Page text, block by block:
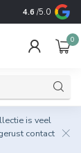
Duurzame &
4.6 /5.0
0
is veel
contact